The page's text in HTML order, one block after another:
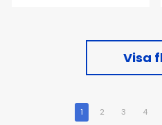
Visa
1 2 3 4